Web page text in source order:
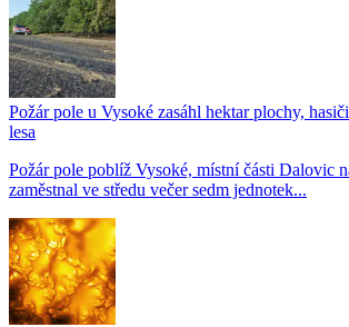
Požár pole u Vysoké zasáhl hektar plochy,
lesa
Požár pole poblíž Vysoké, místní části Dalovic
zaměstnal ve středu večer sedm jednotek...